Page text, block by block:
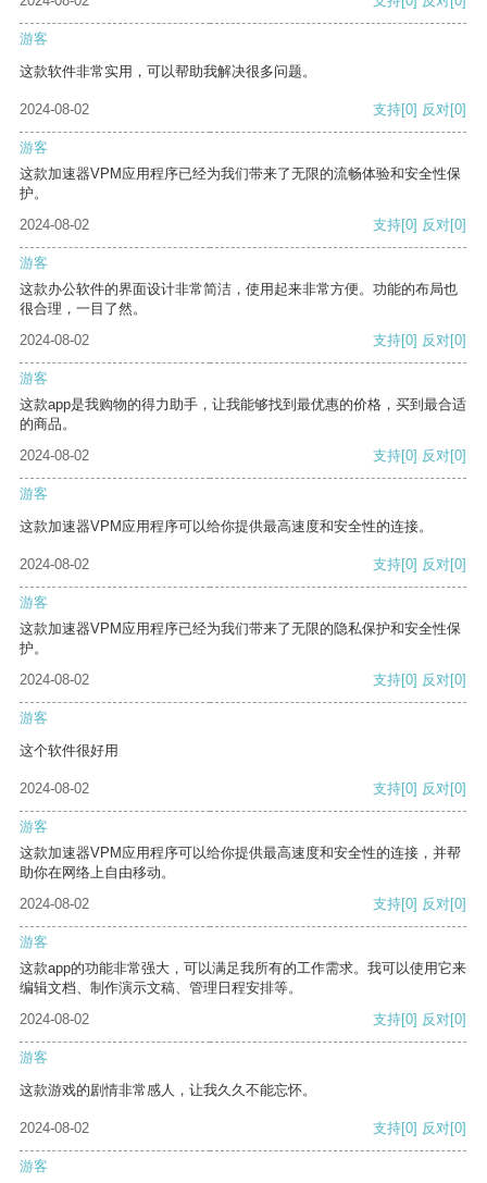
游客
这款软件非常实用，可以帮助我解决很多问题。
2024-08-02 支持[0] 反对[0]
游客
这款加速器VPM应用程序已经为我们带来了无限的流畅体验和安全性保
护。
2024-08-02
支持[0] 反对[0]
游客
这款办公软件的界面设计非常简洁，使用起来非常方便。功能的布局也
很合理，一目了然。
2024-08-02
支持[0] 反对[0]
游客
这款app是我购物的得力助手，让我能够找到最优惠的价格，买到最合适
的商品。
2024-08-02
支持[0] 反对[0]
游客
这款加速器VPM应用程序可以给你提供最高速度和安全性的连接。
2024-08-02 支持[0] 反对[0]
游客
这款加速器VPM应用程序已经为我们带来了无限的隐私保护和安全性保
护。
2024-08-02
支持[0] 反对[0]
游客
这个软件很好用
2024-08-02 支持[0] 反对[0]
游客
这款加速器VPM应用程序可以给你提供最高速度和安全性的连接，并帮
助你在网络上自由移动。
2024-08-02
支持[0] 反对[0]
游客
这款app的功能非常强大，可以满足我所有的工作需求。我可以使用它来
编辑文档、制作演示文稿、管理日程安排等。
2024-08-02
支持[0] 反对[0]
游客
这款游戏的剧情非常感人，让我久久不能忘怀。
2024-08-02 支持[0] 反对[0]
游客